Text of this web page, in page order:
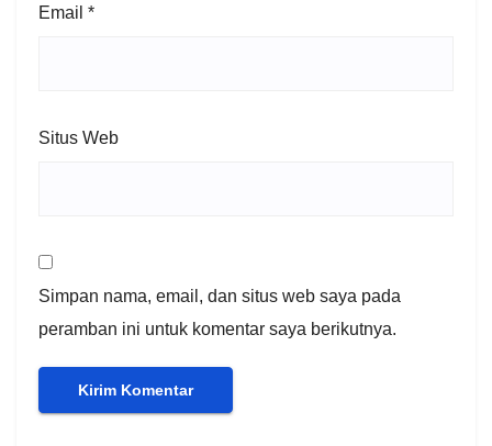
Email *
Situs Web
Simpan nama, email, dan situs web saya pada
peramban ini untuk komentar saya berikutnya.